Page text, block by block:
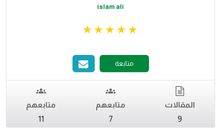
islam ali
متابعة
المقالات
9
متابعهم
7
متابعهم
11